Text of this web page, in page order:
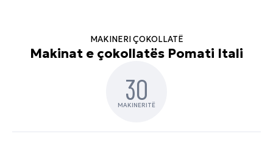
MAKINERI ÇOKOLLATË
Makinat e çokollatës Pomati Itali
30
MAKINERITË